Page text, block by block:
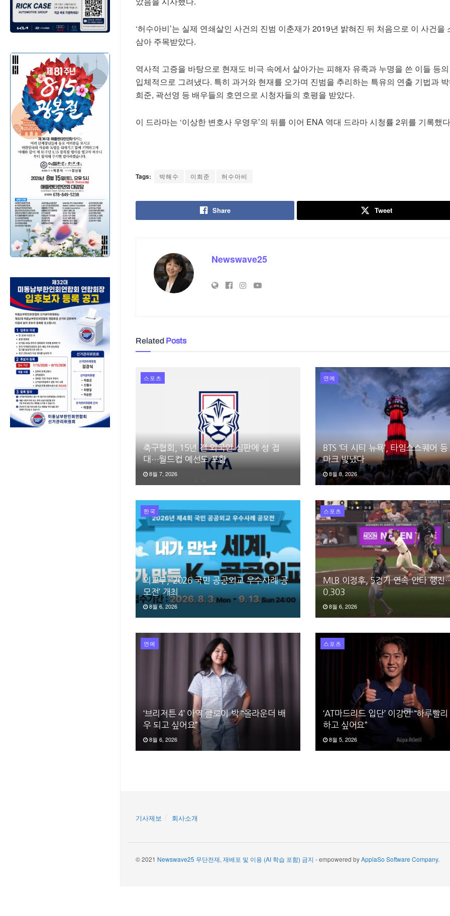
‘허수아비’는 실제 연쇄살인 사건의 진범 이춘재가 2019년 밝혀진 뒤 처음으로 이 사건을
삼아 주목받았다.
역사적 고증을 바탕으로 현재도 비극 속에서 살아가는 피해자 유족과 누명을 쓴 이들 등
입체적으로 그려냈다. 특히 과거와 현재를 오가며 진범을 추리하는 특유의 연출 기법과
희준, 곽선영 등 배우들의 호연으로 시청자들의 호평을 받았다.
이 드라마는 ‘이상한 변호사 우영우’의 뒤를 이어 ENA 역대 드라마 시청률 2위를 기록했
Tags: 박해수 이희준 허수아비
Share Tweet
Newswave25
Related Posts
스포츠
축구협회, 15년 전 외국인 심판에 성 접
대…월드컵 예선도 포함
8월 7, 2026
연예
BTS ‘더 시티 뉴욕’, 타임스스퀘어
마크 빛냈다
8월 8, 2026
한국
외교부, ‘2026 국민 공공외교 우수사례 공
모전’ 개최
8월 6, 2026
스포츠
MLB 이정후, 5경기 연속 안타 행진
0.303
8월 6, 2026
연예
‘브리저튼 4’ 아역 클로이 박 “올라운더 배
우 되고 싶어요”
8월 6, 2026
스포츠
‘AT마드리드 입단’ 이강인 “하루빨
하고 싶어요”
8월 5, 2026
기사제보 회사소개
© 2021 Newswave25 무단전재, 재배포 및 이용 (AI 학습 포함) 금지 - empowered byApplaSo Software Company.